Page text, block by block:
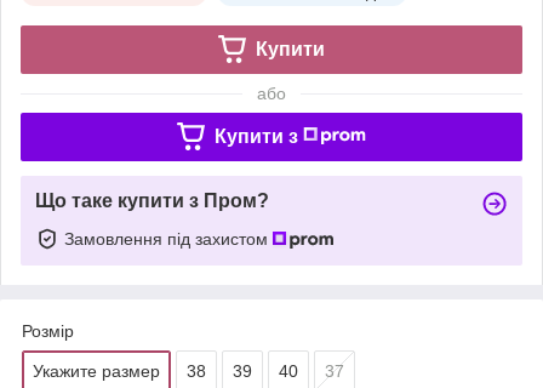
Купити
або
Купити з
Що таке купити з Пром?
Замовлення під захистом
Розмір
Укажите размер 38 39 40 37